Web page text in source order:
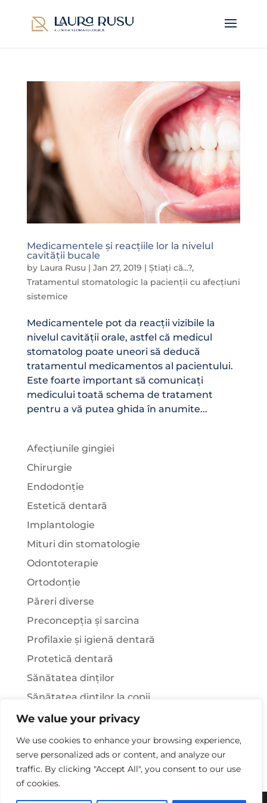
We value your privacy
We use cookies to enhance your browsing experience,
serve personalized ads or content, and analyze our
traffic. By clicking "Accept All", you consent to our use
of cookies.
Medicamentele și reacțiile lor la nivelul
cavității bucale
by Laura Rusu| Jan 27, 2019 | Știați că...?,
Tratamentul stomatologic la pacienții cu afecțiuni
sistemice
Medicamentele pot da reacții vizibile la
nivelul cavității orale, astfel că medicul
stomatolog poate uneori să deducă
tratamentul medicamentos al pacientului.
Este foarte important să comunicați
medicului toată schema de tratament
pentru a vă putea ghida în anumite...
Afecțiunile gingiei
Chirurgie
Endodonție
Estetică dentară
Implantologie
Mituri din stomatologie
Odontoterapie
Ortodonție
Păreri diverse
Preconcepția și sarcina
Profilaxie și igienă dentară
Protetică dentară
Sănătatea dinților
Sănătatea dinților la copii
Știați că…?
Tratamentul stomatologic la pacienții cu
afecțiuni sistemice